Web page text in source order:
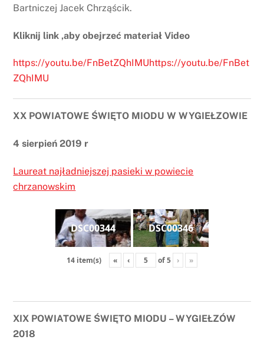
Bartniczej Jacek Chrząścik.
Kliknij link ,aby obejrzeć materiał Video
https://youtu.be/FnBetZQhIMUhttps://youtu.be/FnBet
ZQhIMU
XX POWIATOWE ŚWIĘTO MIODU W WYGIEŁZOWIE
4 sierpień 2019 r
Laureat najładniejszej pasieki w powiecie
chrzanowskim
DSC00344 DSC00346
14 item(s) « ‹ of5 › »
XIX POWIATOWE ŚWIĘTO MIODU – WYGIEŁZÓW
2018